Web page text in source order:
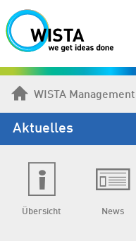
WISTA Management
Aktuelles
Übersicht News